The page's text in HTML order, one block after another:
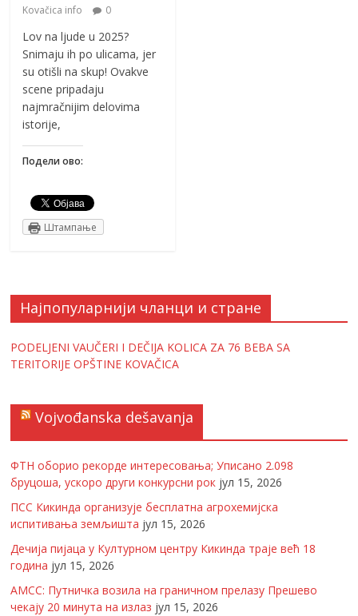
Kovačica info
0
Lov na ljude u 2025?
Snimaju ih po ulicama, jer
su otišli na skup! Ovakve
scene pripadaju
najmračnijim delovima
istorije,
Подели ово:
Штампање
Најпопуларнији чланци и стране
PODELJENI VAUČERI I DEČIJA KOLICA ZA 76 BEBA SA
TERITORIJE OPŠTINE KOVAČICA
Vojvođanska dešavanja
ФТН оборио рекорде интересовања; Уписано 2.098
бруцоша, ускоро други конкурсни рок јул 15, 2026
ПСС Кикинда организује бесплатна агрохемијска
испитивања земљишта јул 15, 2026
Дечија пијаца у Културном центру Кикинда траје већ 18
година јул 15, 2026
АМСС: Путничка возила на граничном прелазу Прешево
чекају 20 минута на излаз јул 15, 2026